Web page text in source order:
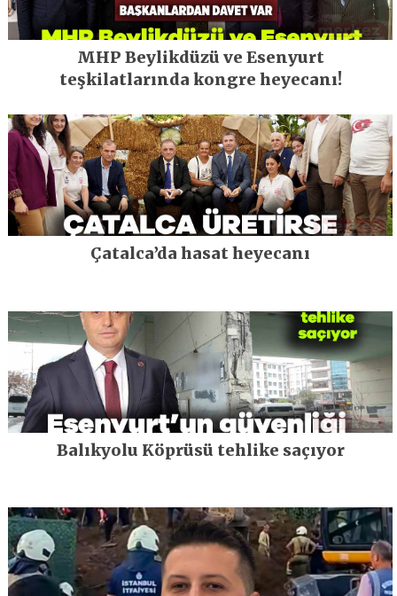
MHP Beylikdüzü ve Esenyurt
teşkilatlarında kongre heyecanı!
Çatalca’da hasat heyecanı
Balıkyolu Köprüsü tehlike saçıyor